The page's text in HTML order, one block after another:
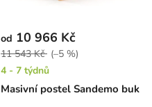
Masivní postel Sandemo buk
od 10 966 Kč
11 543 Kč (–5 %)
4 - 7 týdnů